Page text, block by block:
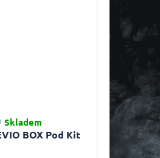
BOX Pod Kit
Skladem